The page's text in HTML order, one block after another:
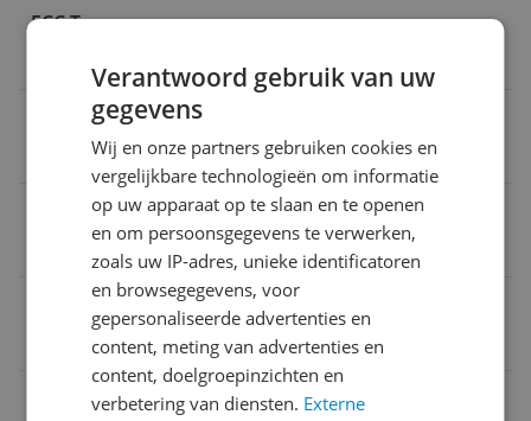
ECC Type
non-ECC
Form factor
mini ITX
VGA poort
Verpakking lengte
Verpakkingsgewicht
Verantwoord gebruik van uw
gegevens
Wij en onze partners gebruiken cookies en
vergelijkbare technologieën om informatie
op uw apparaat op te slaan en te openen
en om persoonsgegevens te verwerken,
zoals uw IP-adres, unieke identificatoren
en browsegegevens, voor
gepersonaliseerde advertenties en
content, meting van advertenties en
content, doelgroepinzichten en
verbetering van diensten. Externe